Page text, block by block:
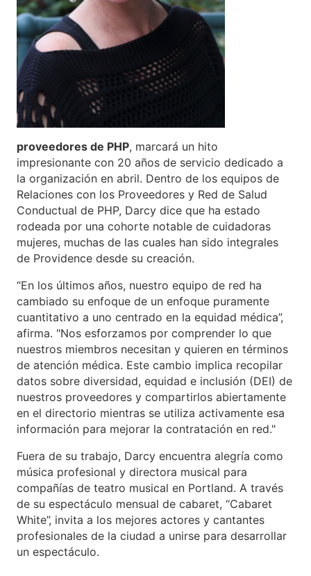
proveedores de PHP, marcará un hito
impresionante con 20 años de servicio dedicado a
la organización en abril. Dentro de los equipos de
Relaciones con los Proveedores y Red de Salud
Conductual de PHP, Darcy dice que ha estado
rodeada por una cohorte notable de cuidadoras
mujeres, muchas de las cuales han sido integrales
de Providence desde su creación.
“En los últimos años, nuestro equipo de red ha
cambiado su enfoque de un enfoque puramente
cuantitativo a uno centrado en la equidad médica”,
afirma. "Nos esforzamos por comprender lo que
nuestros miembros necesitan y quieren en términos
de atención médica. Este cambio implica recopilar
datos sobre diversidad, equidad e inclusión (DEI) de
nuestros proveedores y compartirlos abiertamente
en el directorio mientras se utiliza activamente esa
información para mejorar la contratación en red."
Fuera de su trabajo, Darcy encuentra alegría como
música profesional y directora musical para
compañías de teatro musical en Portland. A través
de su espectáculo mensual de cabaret, “Cabaret
White”, invita a los mejores actores y cantantes
profesionales de la ciudad a unirse para desarrollar
un espectáculo.